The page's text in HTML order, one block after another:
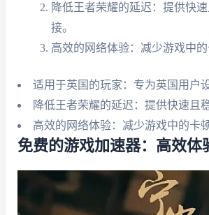
降低王者荣耀的延迟：提供快
接。
高效的网络体验：减少游戏中的
适用于英国的玩家：专为英国用户设
降低王者荣耀的延迟：提供快速且
高效的网络体验：减少游戏中的卡
免费的游戏加速器：高效体